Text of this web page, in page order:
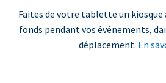
Faites de votre tablette un kiosque
fonds pendant vos événements,
déplacement. En